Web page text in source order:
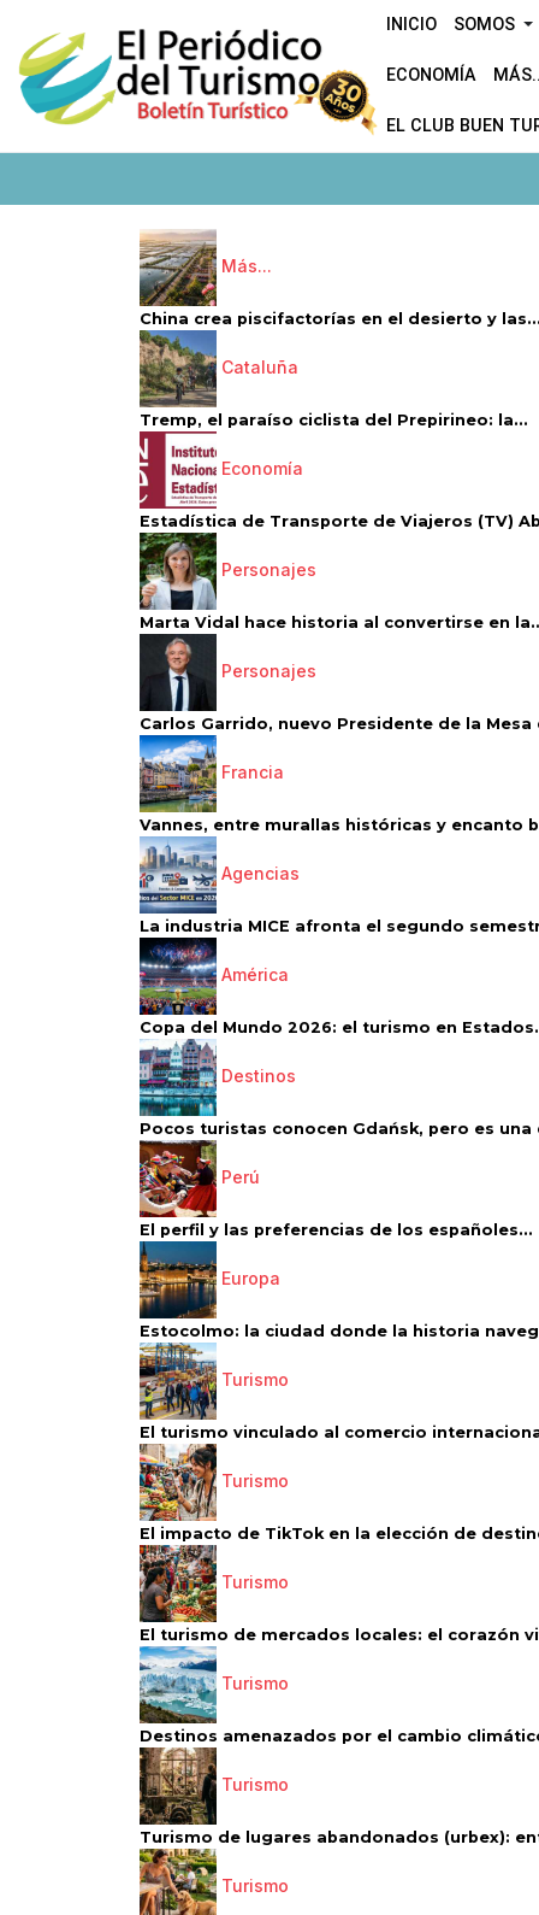
INICIO SOMOS
ECONOMÍA
EL CLUB BUEN
Más...
China crea piscifactorías en el desierto y las...
Cataluña
Tremp, el paraíso ciclista del Prepirineo: la...
Economía
Estadística de Transporte de Viajeros (TV)
Personajes
Marta Vidal hace historia al convertirse en
Personajes
Carlos Garrido, nuevo Presidente de la Mesa
Francia
Vannes, entre murallas históricas y encanto
Agencias
La industria MICE afronta el segundo
América
Copa del Mundo 2026: el turismo en
Destinos
Pocos turistas conocen Gdańsk, pero es una
Perú
El perfil y las preferencias de los españoles...
Europa
Estocolmo: la ciudad donde la historia
Turismo
El turismo vinculado al comercio
Turismo
El impacto de TikTok en la elección de
Turismo
El turismo de mercados locales: el corazón
Turismo
Destinos amenazados por el cambio
Turismo
Turismo de lugares abandonados (urbex):
Turismo